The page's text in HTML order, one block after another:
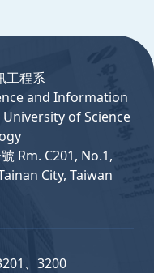
工程系
and Information
of Science
Rm. C201, No.1,
City, Taiwan
、3200